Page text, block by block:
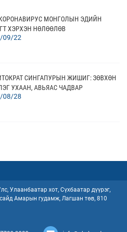
МОНГОЛЫН ЭДИЙН
ХЭРХЭН НӨЛӨӨЛӨВ
09/22
СИНГАПУРЫН ЖИШИГ: ЗӨВХӨН
УХААН, АВЬЯАС ЧАДВАР
08/28
Улаанбаатар хот, Сүхбаатар дүүрэг,
Амарын гудамж, Лагшан төв, 810